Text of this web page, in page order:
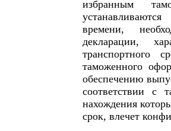
избранным
времени,
декларации,
транспортного
таможенного
обеспечению
соответствии с
нахождения
срок, влечет